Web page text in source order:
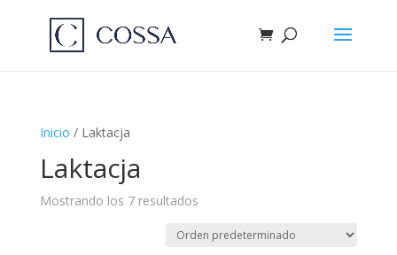
Inicio / Laktacja
Laktacja
Mostrando los 7 resultados